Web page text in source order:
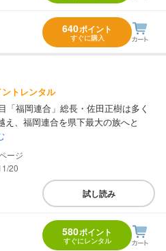
640ポイント
すぐに購入
トレンタル
「福岡連合」総長・佐田正樹は多く
え、福岡連合を県下最大の族へと
20
試し読み
580ポイント
すぐにレンタル